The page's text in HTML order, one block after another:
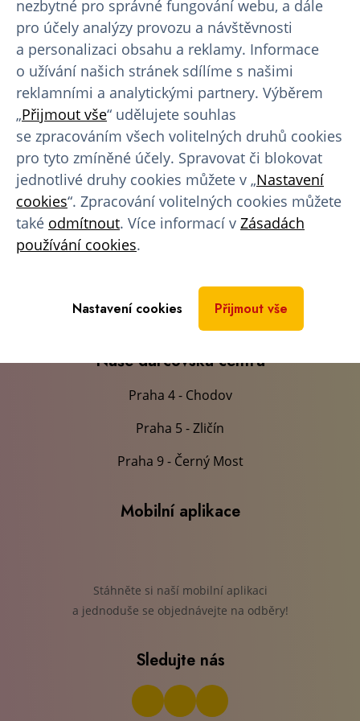
Finanční náhrada
Věrnostní program
Program slev a výhod
Benefity pro dárce
Rady a tipy
Bezpříspěvkové dárcovství
Doporučený jídelníček
Recenze
Naše dárcovská centra
Praha 4 - Chodov
Praha 5 - Zličín
Praha 9 - Černý Most
Mobilní aplikace
Stáhněte si naší mobilní aplikaci
a jednoduše se objednávejte na odběry!
Sledujte nás
nezbytné pro správné fungování webu, a dále
pro účely analýzy provozu a návštěvnosti
a personalizaci obsahu a reklamy. Informace
o užívání našich stránek sdílíme s našimi
reklamními a analytickými partnery. Výběrem
„Přijmout vše“ udělujete souhlas
se zpracováním všech volitelných druhů cookies
pro tyto zmíněné účely. Spravovat či blokovat
jednotlivé druhy cookies můžete v „Nastavení
cookies“. Zpracování volitelných cookies můžete
také odmítnout. Více informací v Zásadách
používání cookies.
Nastavení cookies Přijmout vše